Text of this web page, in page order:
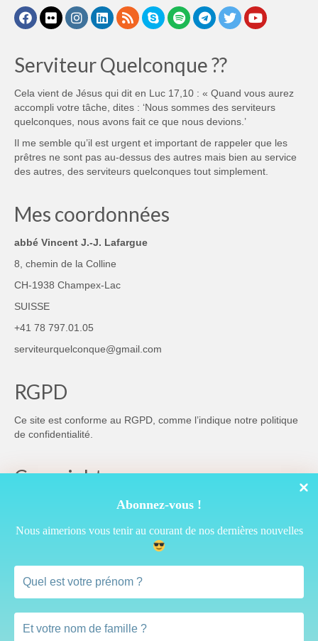
Abonnez-vous !
Nous aimerions vous tenir au courant de nos dernières nouvelles
Serviteur Quelconque ??
Cela vient de Jésus qui dit en Luc 17,10 : « Quand vous aurez
accompli votre tâche, dites : ‘Nous sommes des serviteurs
quelconques, nous avons fait ce que nous devions.’
Il me semble qu’il est urgent et important de rappeler que les
prêtres ne sont pas au-dessus des autres mais bien au service
des autres, des serviteurs quelconques tout simplement.
Mes coordonnées
abbé Vincent J.-J. Lafargue
8, chemin de la Colline
CH-1938 Champex-Lac
SUISSE
+41 78 797.01.05
serviteurquelconque@gmail.com
RGPD
Ce site est conforme au RGPD, comme l’indique notre politique
de confidentialité
Copyright
Cette œuvre est mise à disposition selon les termes de la
Licence Creative Commons Attribution 4.0 International